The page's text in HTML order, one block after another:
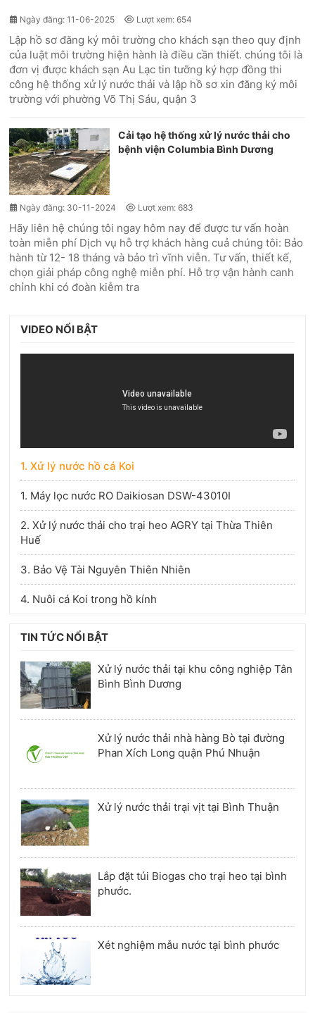
Ngày đăng: 11-06-2025 Lượt xem: 654
Lập hồ sơ đăng ký môi trường cho khách sạn theo quy định
của luật môi trường hiện hành là điều cần thiết. chúng tôi là
đơn vị được khách sạn Au Lạc tin tưỡng ký hợp đồng thi
công hệ thống xử lý nước thải và lập hồ sơ xin đăng ký môi
trường với phường Võ Thị Sáu, quận 3
Cải tạo hệ thống xử lý nước thải cho
bệnh viện Columbia Bình Dương
Ngày đăng: 30-11-2024 Lượt xem: 683
Hãy liên hệ chúng tôi ngay hôm nay để được tư vấn hoàn
toàn miễn phí Dịch vụ hỗ trợ khách hàng cuả chúng tôi: Bảo
hành từ 12- 18 tháng và bảo trì vĩnh viễn. Tư vấn, thiết kế,
chọn giải pháp công nghệ miễn phí. Hỗ trợ vận hành canh
chỉnh khi có đoàn kiễm tra
VIDEO NỔI BẬT
1. Xử lý nước hồ cá Koi
1. Máy lọc nước RO Daikiosan DSW-43010I
2. Xử lý nước thải cho trại heo AGRY tại Thừa Thiên
Huế
3. Bảo Vệ Tài Nguyên Thiên Nhiên
4. Nuôi cá Koi trong hồ kính
TIN TỨC NỔI BẬT
Xử lý nước thải tại khu công nghiệp Tân
Bình Bình Dương
Xử lý nước thải nhà hàng Bò tại đường
Phan Xích Long quận Phú Nhuận
Xử lý nước thải trại vịt tại Bình Thuận
Lắp đặt túi Biogas cho trại heo tại bình
phước.
Xét nghiệm mẫu nước tại bình phước